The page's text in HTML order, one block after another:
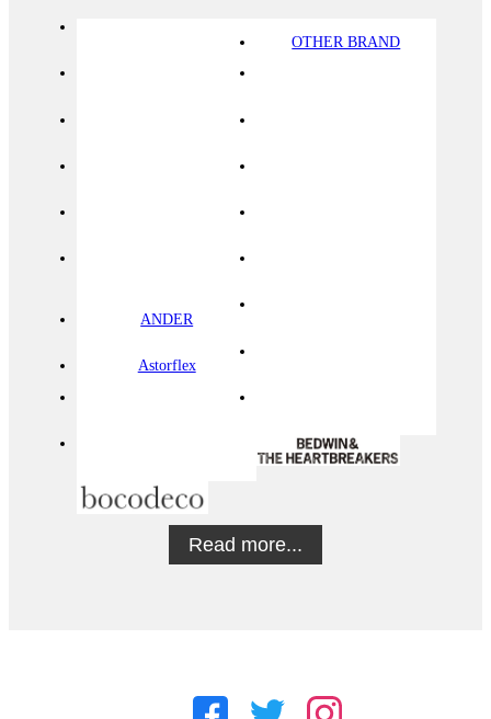
OTHER BRAND
ANDER
Astorflex
Read more...